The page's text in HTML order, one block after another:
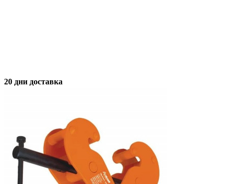
20 дни доставка